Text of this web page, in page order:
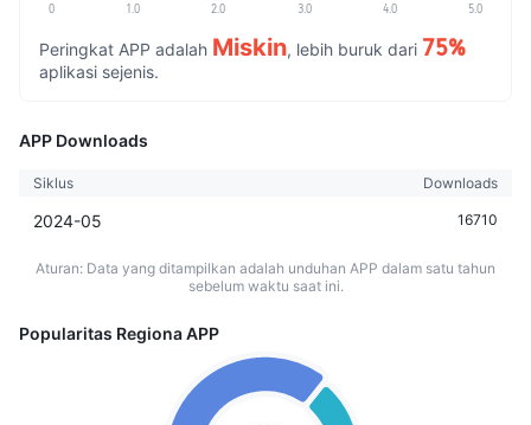
0 1.0 2.0 3.0 4.0 5.0
Peringkat APP adalah Miskin, lebih buruk dari 75%
aplikasi sejenis.
APP Downloads
Siklus Downloads
2024-05 16710
Aturan: Data yang ditampilkan adalah unduhan APP dalam satu tahun
sebelum waktu saat ini.
Popularitas Regiona APP